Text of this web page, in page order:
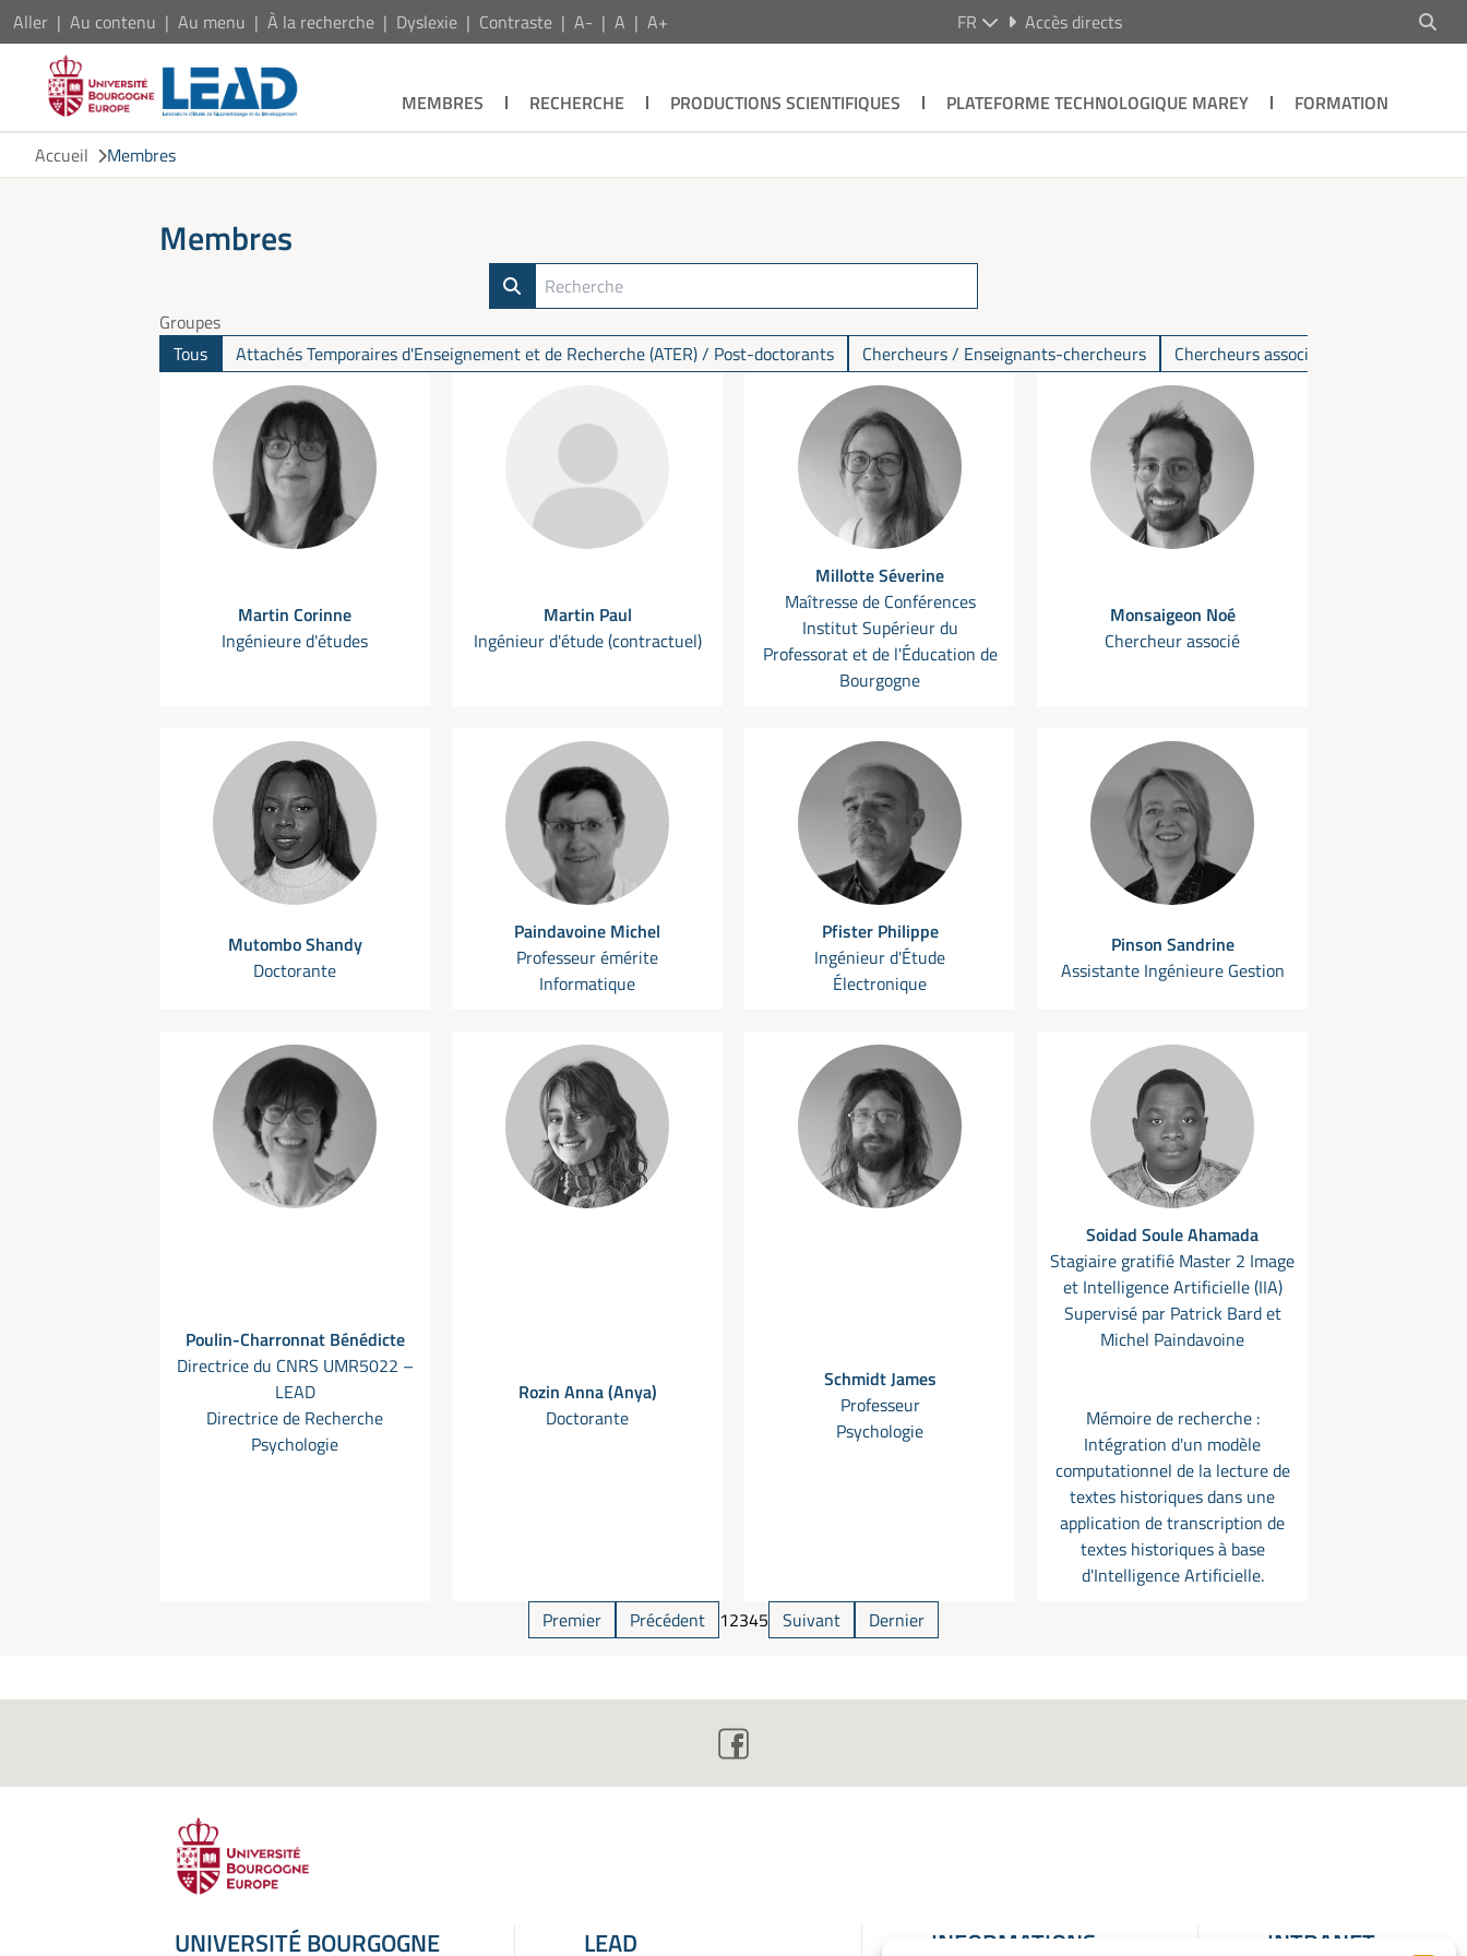
Aller Au contenu Au menu À la recherche Dyslexie Contraste A- A A+ FR Accès directs
MEMBRES RECHERCHE PRODUCTIONS SCIENTIFIQUES PLATEFORME TECHNOLOGIQUE MAREY
FORMATION
Accueil
Membres
Membres
Groupes
Tous
Attachés Temporaires d'Enseignement et de Recherche (ATER) / Post-doctorants Chercheurs / Enseignants-chercheurs Chercheurs associés
Martin Corinne
Ingénieure d'études
Martin Paul
Ingénieur d'étude (contractuel)
Millotte Séverine
Maîtresse de Conférences
Institut Supérieur du
Professorat et de l'Éducation de
Bourgogne
Monsaigeon Noé
Chercheur associé
Mutombo Shandy
Doctorante
Paindavoine Michel
Professeur émérite
Informatique
Pfister Philippe
Ingénieur d'Étude
Électronique
Pinson Sandrine
Assistante Ingénieure Gestion
Poulin-Charronnat Bénédicte
Directrice du CNRS UMR5022 –
LEAD
Directrice de Recherche
Psychologie
Rozin Anna (Anya)
Doctorante
Schmidt James
Professeur
Psychologie
Soidad Soule Ahamada
Stagiaire gratifié Master 2 Image
et Intelligence Artificielle (IIA)
Supervisé par Patrick Bard et
Michel Paindavoine
Mémoire de recherche :
Intégration d'un modèle
computationnel de la lecture de
textes historiques dans une
application de transcription de
textes historiques à base
d'Intelligence Artificielle.
Premier
Précédent 12345 Suivant Dernier
UNIVERSITÉ BOURGOGNE LEAD INFORMATIONS INTRANET